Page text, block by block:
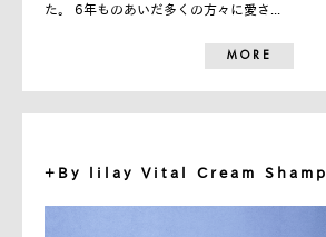
た。 6年ものあいだ多くの方々に愛さ...
MORE
+By lilay Vital Cream